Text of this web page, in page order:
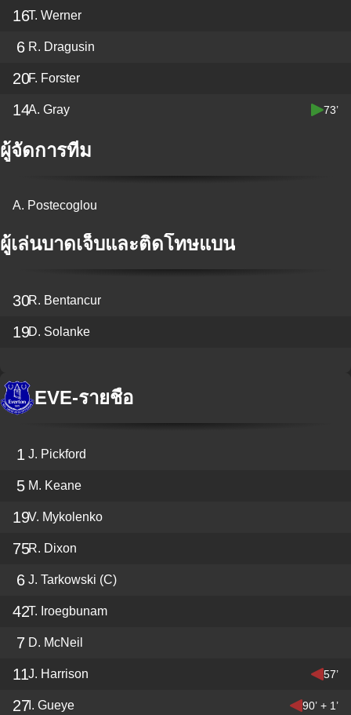
16T. Werner
6 R. Dragusin
20F. Forster
14A. Gray 73’
ผู้จัดการทีม
A. Postecoglou
ผู้เล่นบาดเจ็บและติดโทษแบน
30R. Bentancur
19D. Solanke
EVE-รายชื่อ
1 J. Pickford
5 M. Keane
19V. Mykolenko
75R. Dixon
6 J. Tarkowski (C)
42T. Iroegbunam
7 D. McNeil
11J. Harrison 57’
27I. Gueye 90’ + 1’